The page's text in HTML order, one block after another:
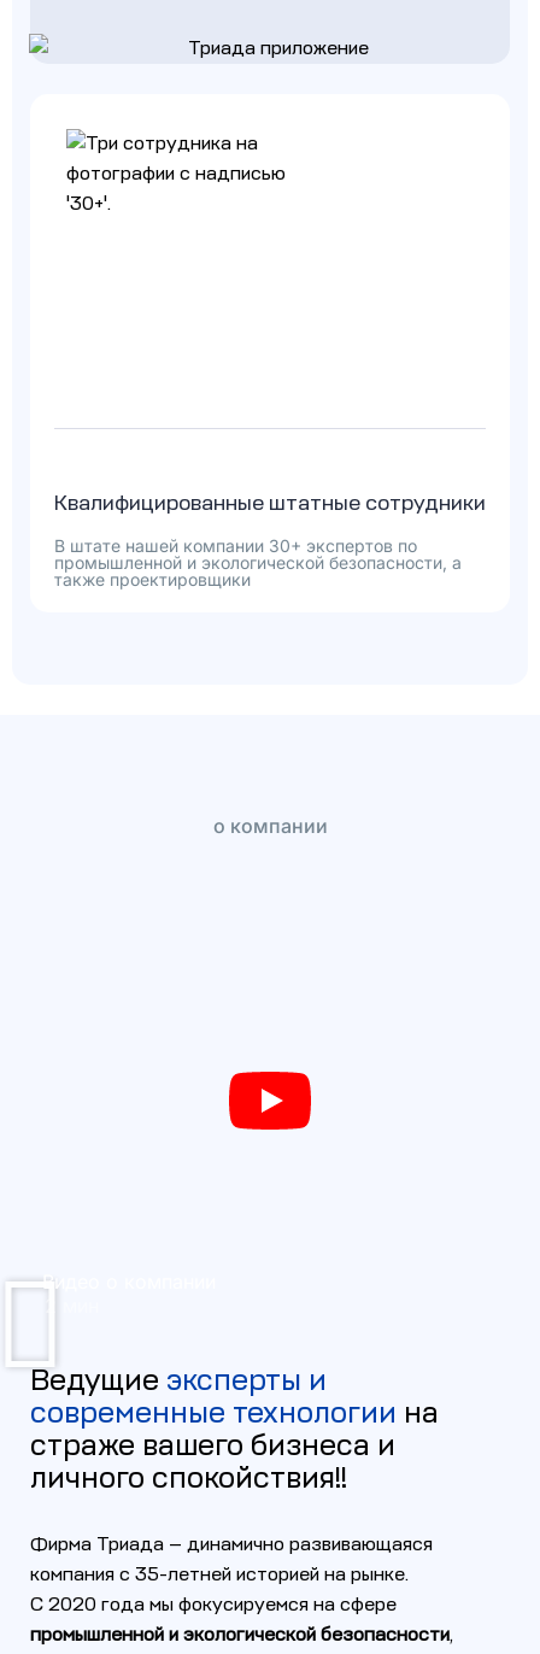
Квалифицированные штатные сотрудники
В штате нашей компании 30+ экспертов по
промышленной и экологической безопасности, а
также проектировщики
о компании
Видео о компании
Ведущие эксперты и
современные технологии на
страже вашего бизнеса и
личного спокойствия!!
Фирма Триада — динамично развивающаяся
компания с 35-летней историей на рынке.
С 2020 года мы фокусируемся на сфере
промышленной и экологической безопасности,